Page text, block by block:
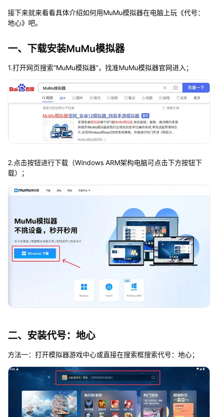
接下来就来看看具体介绍如何用MuMu模拟器在电脑上玩《代号：
地心》吧。
一、下载安装MuMu模拟器
1.打开网页搜索“MuMu模拟器”，找准MuMu模拟器官网进入；
2.点击按钮进行下载（Windows ARM架构电脑可点击下方按钮下
载）；
二、安装代号：地心
方法一：打开模拟器游戏中心或直接在搜索框搜索代号：地心；